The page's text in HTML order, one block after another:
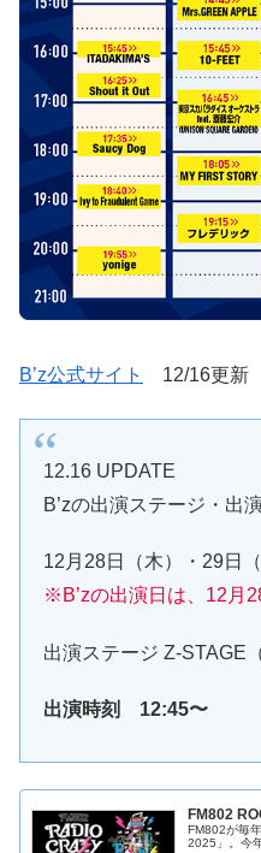
B’z公式サイト 12/16更新
12.16 UPDATE
B’zの出演ステージ・出
12月28日（木）・29日
※B’zの出演日は、12月
出演ステージ Z-STAGE
出演時刻 12:45〜
FM802
FM802が毎
2025」。今